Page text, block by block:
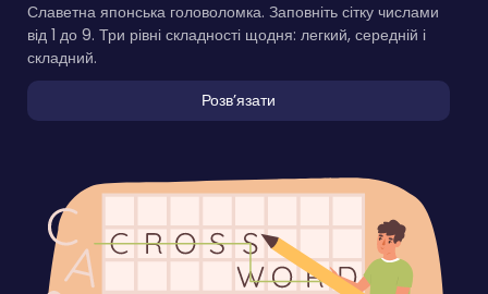
Славетна японська головоломка. Заповніть сітку числами
від 1 до 9. Три рівні складності щодня: легкий, середній і
складний.
Розвʼязати